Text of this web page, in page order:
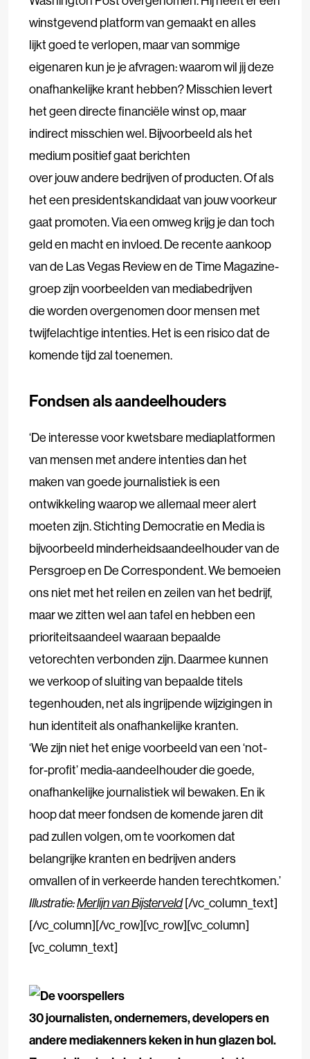
winstgevend platform van gemaakt en alles
lijkt goed te verlopen, maar van sommige
eigenaren kun je je afvragen: waarom wil jij deze
onafhankelijke krant hebben? Misschien levert
het geen directe financiële winst op, maar
indirect misschien wel. Bijvoorbeeld als het
medium positief gaat berichten
over jouw andere bedrijven of producten. Of als
het een presidentskandidaat van jouw voorkeur
gaat promoten. Via een omweg krijg je dan toch
geld en macht en invloed. De recente aankoop
van de Las Vegas Review en de Time Magazine-
groep zijn voorbeelden van mediabedrijven
die worden overgenomen door mensen met
twijfelachtige intenties. Het is een risico dat de
komende tijd zal toenemen.
Fondsen als aandeelhouders
‘De interesse voor kwetsbare mediaplatformen
van mensen met andere intenties dan het
maken van goede journalistiek is een
ontwikkeling waarop we allemaal meer alert
moeten zijn. Stichting Democratie en Media is
bijvoorbeeld minderheidsaandeelhouder van de
Persgroep en De Correspondent. We bemoeien
ons niet met het reilen en zeilen van het bedrijf,
maar we zitten wel aan tafel en hebben een
prioriteitsaandeel waaraan bepaalde
vetorechten verbonden zijn. Daarmee kunnen
we verkoop of sluiting van bepaalde titels
tegenhouden, net als ingrijpende wijzigingen in
hun identiteit als onafhankelijke kranten.
‘We zijn niet het enige voorbeeld van een ‘not-
for-profit’ media-aandeelhouder die goede,
onafhankelijke journalistiek wil bewaken. En ik
hoop dat meer fondsen de komende jaren dit
pad zullen volgen, om te voorkomen dat
belangrijke kranten en bedrijven anders
omvallen of in verkeerde handen terechtkomen.’
Illustratie:Merlijn van Bijsterveld[/vc_column_text]
[/vc_column][/vc_row][vc_row][vc_column]
[vc_column_text]
30 journalisten, ondernemers, developers en
andere mediakenners keken in hun glazen bol.